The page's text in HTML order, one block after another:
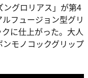
グロリアス」が第4
フュージョン型グリ
に仕上がった。大人
モノコックグリップ